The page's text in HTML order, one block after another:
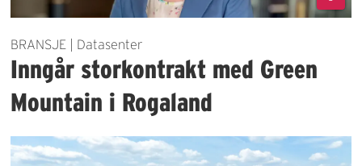
BRANSJE | Datasenter
Inngår storkontrakt med Green
Mountain i Rogaland